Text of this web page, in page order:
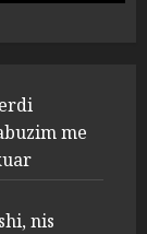
nis
Koçome
nis